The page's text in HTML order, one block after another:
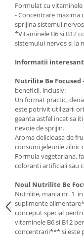
Formulat cu vitaminele
- Concentrare maxima
sprijina sistemul
*Vitaminele B6 si B12
sistemului nervos si la
Informatii
Nutrilite Be Focused
beneficii, inclusiv:
Un format practic,
este potrivit utilizarii
geanta astfel incat sa
nevoie de sprijin.
Aroma delicioasa de
consumi jeleurile zilnic
Formula vegetariana,
coloranti artificiali sau
Noul Nutrilite Be
Nutrilite, marca nr. 1
suplimente
conceput special
vitaminele B6 si B12
concentrarii*** si este